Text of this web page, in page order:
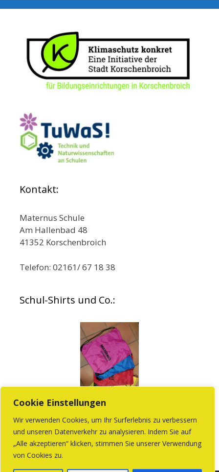
Cookie Einstellungen
Wir verwenden Cookies, um Ihr Surferlebnis zu verbessern
und unseren Datenverkehr zu analysieren. Indem Sie auf
„Alle akzeptieren“ klicken, stimmen Sie unserer Verwendung
von Cookies zu.
Kontakt:
Maternus Schule
Am Hallenbad 48
41352 Korschenbroich
Telefon: 02161/ 67 18 38
Schul-Shirts und Co.:
Beim Förderverein können Sie Produkte mit
dem Schullogo kaufen.